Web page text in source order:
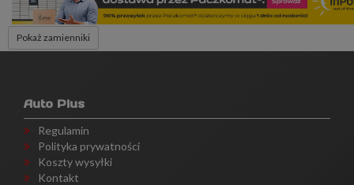
Pokaż zamienniki
Auto Plus
Regulamin
Polityka prywatności
Koszty wysyłki
Kontakt